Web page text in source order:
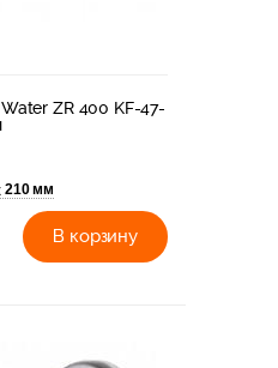
ZR 400 KF-47-
210 мм
В корзину